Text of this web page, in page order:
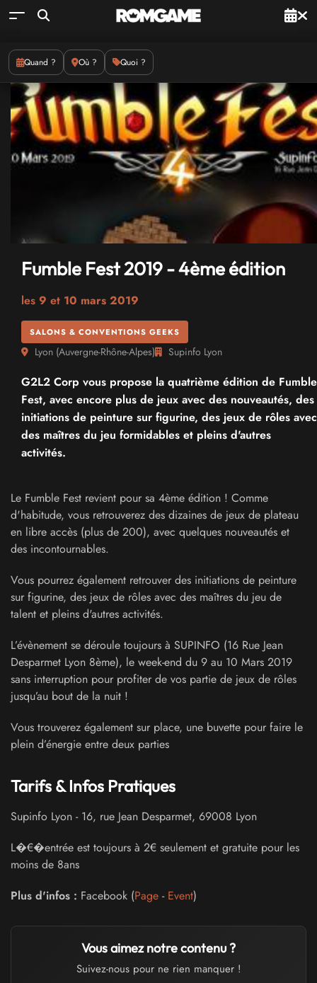
Quand ? Où ? Quoi ?
Fumble Fest 2019 - 4ème édition
les 9 et 10 mars 2019
SALONS & CONVENTIONS GEEKS
Lyon (Auvergne-Rhône-Alpes) Supinfo Lyon
G2L2 Corp vous propose la quatrième édition de Fumble
Fest, avec encore plus de jeux avec des nouveautés, des
initiations de peinture sur figurine, des jeux de rôles avec
des maîtres du jeu formidables et pleins d'autres
activités.
Le Fumble Fest revient pour sa 4ème édition ! Comme
d'habitude, vous retrouverez des dizaines de jeux de plateau
en libre accès (plus de 200), avec quelques nouveautés et
des incontournables.
Vous pourrez également retrouver des initiations de peinture
sur figurine, des jeux de rôles avec des maîtres du jeu de
talent et pleins d'autres activités.
L’évènement se déroule toujours à SUPINFO (16 Rue Jean
Desparmet Lyon 8ème), le week-end du 9 au 10 Mars 2019
sans interruption pour profiter de vos partie de jeux de rôles
jusqu’au bout de la nuit !
Vous trouverez également sur place, une buvette pour faire le
plein d’énergie entre deux parties
Tarifs & Infos Pratiques
Supinfo Lyon - 16, rue Jean Desparmet, 69008 Lyon
L�€�entrée est toujours à 2€ seulement et gratuite pour les
moins de 8ans
Plus d'infos : Facebook (Page - Event)
Vous aimez notre contenu ?
Suivez-nous pour ne rien manquer !